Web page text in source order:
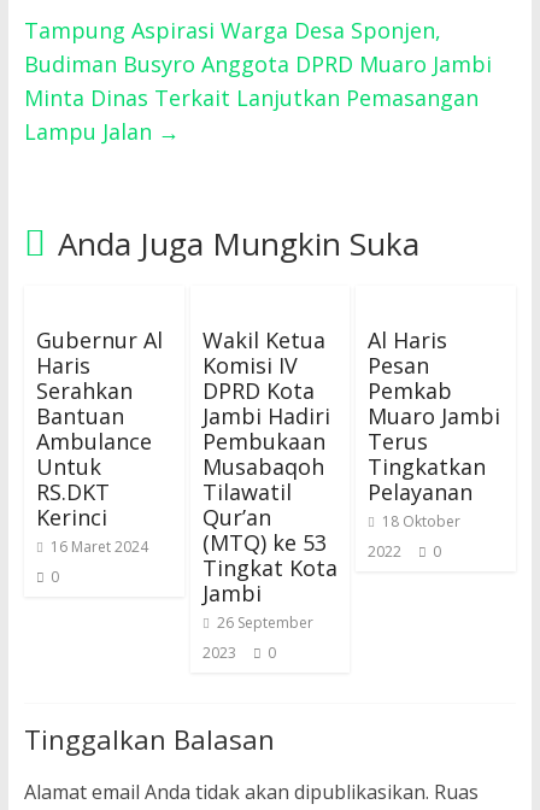
Tampung Aspirasi Warga Desa Sponjen,
Budiman Busyro Anggota DPRD Muaro Jambi
Minta Dinas Terkait Lanjutkan Pemasangan
Lampu Jalan →
Anda Juga Mungkin Suka
Gubernur Al
Haris
Serahkan
Bantuan
Ambulance
Untuk
RS.DKT
Kerinci
16 Maret 2024
0
Wakil Ketua
Komisi IV
DPRD Kota
Jambi Hadiri
Pembukaan
Musabaqoh
Tilawatil
Qur’an
(MTQ) ke 53
Tingkat Kota
Jambi
26 September
2023
0
Al Haris
Pesan
Pemkab
Muaro Jambi
Terus
Tingkatkan
Pelayanan
18 Oktober
2022
0
Tinggalkan Balasan
Alamat email Anda tidak akan dipublikasikan. Ruas